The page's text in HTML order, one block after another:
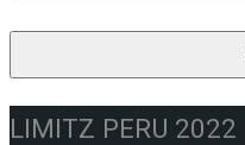
LIMITZ PERU 2022